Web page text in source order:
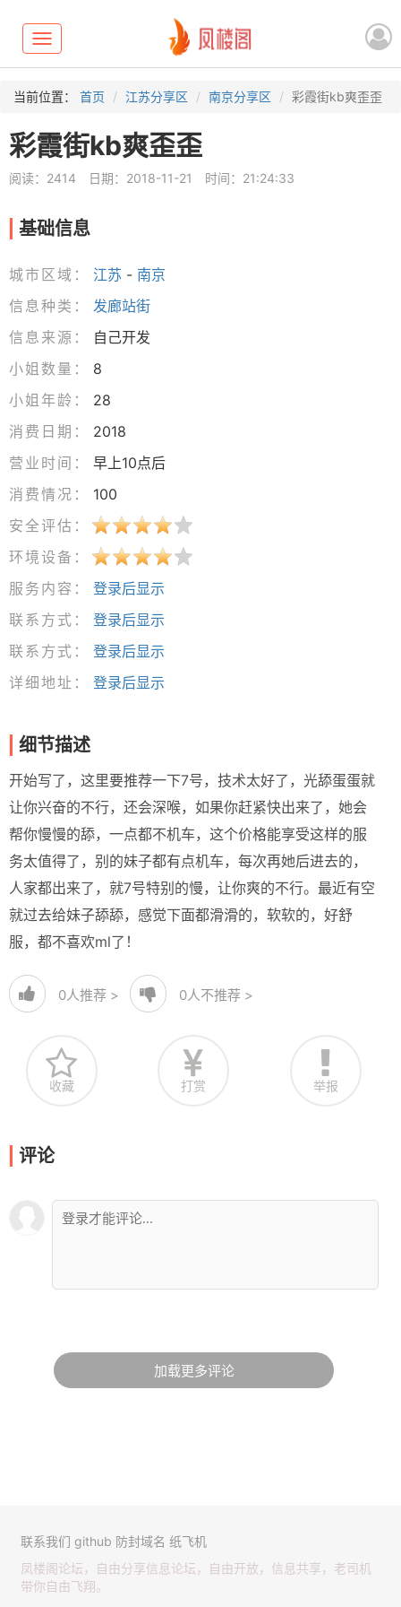
Toggle
navigation
当前位置： 首页 江苏分享区 南京分享区 彩霞街kb爽歪歪
彩霞街kb爽歪歪
阅读：2414 日期：2018-11-21 时间：21:24:33
基础信息
城市区域： 江苏 - 南京
信息种类：
发廊站街
信息来源：
自己开发
小姐数量：
8
小姐年龄：
28
消费日期：
2018
营业时间：
早上10点后
消费情况：
100
安全评估：
环境设备：
服务内容：
登录后显示
联系方式：
登录后显示
联系方式：
登录后显示
详细地址：
登录后显示
细节描述
开始写了，这里要推荐一下7号，技术太好了，光舔蛋蛋就
让你兴奋的不行，还会深喉，如果你赶紧快出来了，她会
帮你慢慢的舔，一点都不机车，这个价格能享受这样的服
务太值得了，别的妹子都有点机车，每次再她后进去的，
人家都出来了，就7号特别的慢，让你爽的不行。最近有空
就过去给妹子舔舔，感觉下面都滑滑的，软软的，好舒
服，都不喜欢ml了！
0人推荐 > 0人不推荐 >
收藏 打赏 举报
评论
加载更多评论
联系我们 github 防封域名 纸飞机
凤楼阁论坛，自由分享信息论坛，自由开放，信息共享，老司机
带你自由飞翔。